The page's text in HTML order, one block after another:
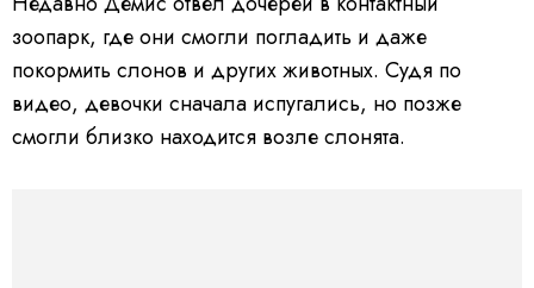
зоопарк, где они смогли погладить и даже
покормить слонов и других животных. Судя по
видео, девочки сначала испугались, но позже
смогли близко находится возле слонята.